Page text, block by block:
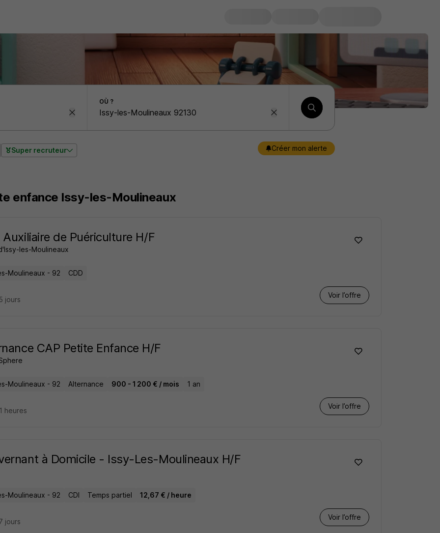
OÙ ?
Super recruteur Créer mon alerte
enfance Issy-les-Moulineaux
Auxiliaire de Puériculture H/F
les-Moulineaux
Moulineaux - 92 CDD
Voir l’offre
jours
CAP Petite Enfance H/F
Moulineaux - 92 Alternance 900 - 1 200 € / mois 1 an
Voir l’offre
heures
à Domicile - Issy-Les-Moulineaux H/F
Moulineaux - 92 CDI Temps partiel 12,67 € / heure
Voir l’offre
jours